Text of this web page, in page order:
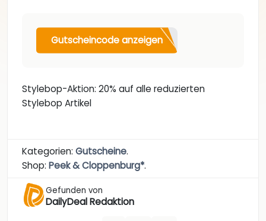
Gutscheincode anzeigen
Stylebop-Aktion: 20% auf alle reduzierten
Stylebop Artikel
Kategorien: Gutscheine.
Shop: Peek & Cloppenburg*.
Gefunden von
DailyDeal Redaktion